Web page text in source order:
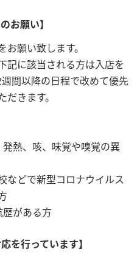
お願い】
願い致します。
記に該当される方は入店を
間以降の日程で改めて優先
きます。
熱、咳、味覚や嗅覚の異
などで新型コロナウイルス
がある方
を行っています】